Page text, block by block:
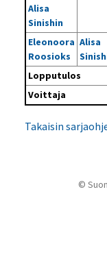
Alisa
Sinishin
Eleonoora
Roosioks
Alisa
Lopputulos
Voittaja
Takaisin
©